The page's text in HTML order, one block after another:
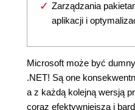
Zarządzania
aplikacji i
Microsoft może być
.NET! Są one
a z każdą kolejną wersją
coraz efektywniejsza i